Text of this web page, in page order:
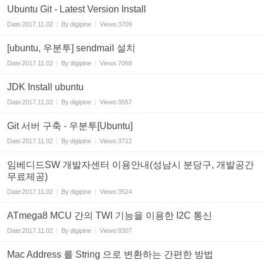
Ubuntu Git - Latest Version Install
Date2017.11.02 Bydigipine Views 3709
[ubuntu, 우분투] sendmail 설치
Date2017.11.02 Bydigipine Views 7068
JDK Install ubuntu
Date2017.11.02 Bydigipine Views 3557
Git 서버 구축 - 우분투[Ubuntu]
Date2017.11.02 Bydigipine Views 3712
임베디드SW 개발자센터 이용안내(성남시 분당구, 개발공간
무료제공)
Date2017.11.02 Bydigipine Views 3524
ATmega8 MCU 간의 TWI 기능을 이용한 I2C 통신
Date2017.11.02 Bydigipine Views 9307
Mac Address 를 String 으로 변환하는 간편한 방법